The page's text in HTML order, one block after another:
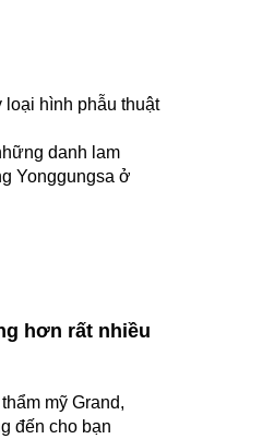
loại hình phẫu thuật
danh lam
Yonggungsa ở
hơn rất nhiều
mỹ Grand,
đến cho bạn